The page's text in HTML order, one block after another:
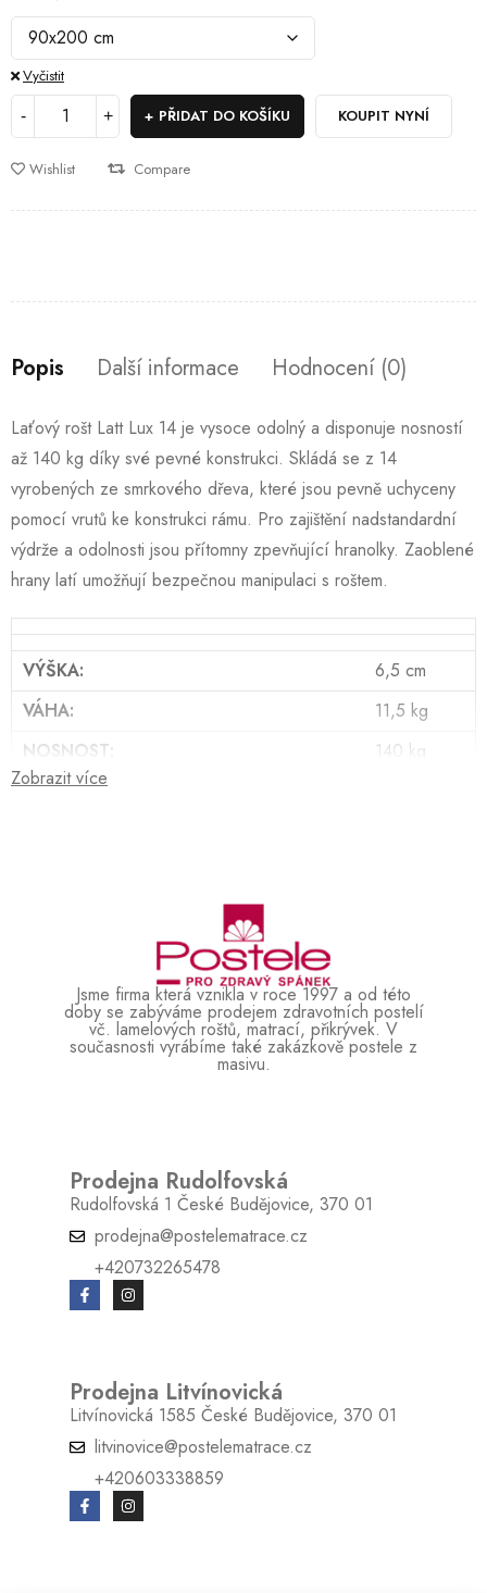
Vyčistit
PŘIDAT DO KOŠÍKU
KOUPIT NYNÍ
Wishlist Compare
Popis Další informace Hodnocení (0)
Laťový rošt Latt Lux 14 je vysoce odolný a disponuje nosností
až 140 kg díky své pevné konstrukci. Skládá se z 14
vyrobených ze smrkového dřeva, které jsou pevně uchyceny
pomocí vrutů ke konstrukci rámu. Pro zajištění nadstandardní
výdrže a odolnosti jsou přítomny zpevňující hranolky. Zaoblené
hrany latí umožňují bezpečnou manipulaci s roštem.
VÝŠKA:
6,5 cm
VÁHA:
11,5 kg
NOSNOST:
140 kg
POČET LAMEL:
ZÁRUKA (POČET ROKŮ):
JE MOŽNÉ VYROBIT JINÝ ROZMĚR:
Zobrazit více
Jsme firma která vznikla v roce 1997 a od této
doby se zabýváme prodejem zdravotních postelí
vč. lamelových roštů, matrací, přikrývek. V
současnosti vyrábíme také zakázkově postele z
masivu.
Prodejna Rudolfovská
Rudolfovská 1 České Budějovice, 370 01
prodejna@postelematrace.cz
+420732265478
Prodejna Litvínovická
Litvínovická 1585 České Budějovice, 370 01
litvinovice@postelematrace.cz
+420603338859